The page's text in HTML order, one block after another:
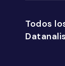
Todos